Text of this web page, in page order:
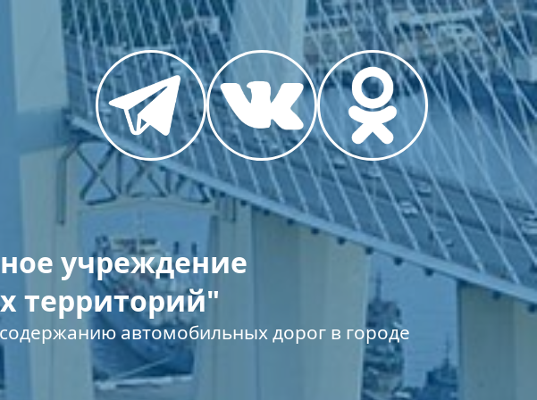
учреждение
территорий"
автомобильных дорог в городе